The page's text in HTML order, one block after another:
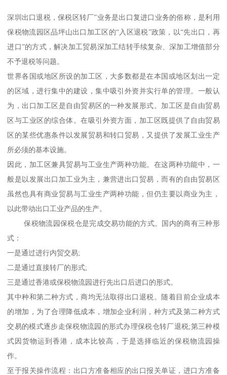
深圳出口退税，保税区转厂”业务是出口复进口业务的俗称，是利用
保税物流园区品坪山出口加工区的“入区退税”政策，以“先出口，再
进口”的方式，解决加工贸易深加工结转手续复杂、深加工增值部分
不予退税等问题。
世界各国或地区所设的加工区，大多数都是在本国或地区划出一定
的区域，进行集中的建设，集中吸引外资并实行单的管理。一般认
为，出口加工区是自由贸易区的一种发展形式。加工区是自由贸易
区与工业区的综合体。在吸引外资方面，加工区既提供了自由贸易
区的某些优惠条件以发展贸易和转口贸易，又提供了发展工业生产
所必须的基本设施。
因此，加工区兼具贸易与工业生产两种功能。在这两种功能中，一
般是以发展出口加工业为主，兼营进出口贸易，而有的自由贸易区
虽然也具有商业贸易与工业生产两种功能，但仍主要以商业为主，
以此带动出口工业产品的生产。
保税物流园保税仓是完成交易功能的方式。国内的商有三种形
式：
一是通过进行内贸交易;
二是通过直接转厂的形式;
三是通过香港或保税物流园进行先出口后进口的形式。
其中种和第二种方式，商均无法取得出口退税。随着目前企业成本
的增加，为了合理降低成本，增加企业利润，种方式及第二种方式
交易的模式逐步走保税物流园的形式办理保税仓转厂退税;第三种模
式因货物运到香港，成本比较高，于是选择临近的保税物流园操
作。
至于报关操作流程：出口方准备相应的出口报关单证，进口方准备